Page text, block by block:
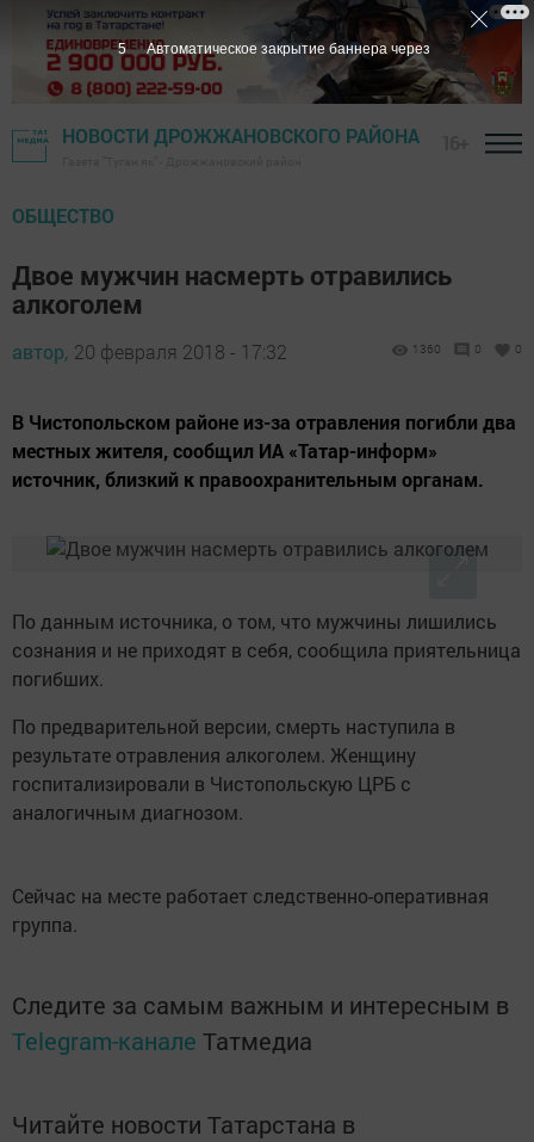
НОВОСТИ ДРОЖЖАНОВСКОГО РАЙОНА
ОБЩЕСТВО
Двое мужчин насмерть отравились
алкоголем
автор, 20 февраля 2018 - 17:32 1360 0 0
В Чистопольском районе из-за отравления погибли два
местных жителя, сообщил ИА «Татар-информ»
источник, близкий к правоохранительным органам.
По данным источника, о том, что мужчины лишились
сознания и не приходят в себя, сообщила приятельница
погибших.
По предварительной версии, смерть наступила в
результате отравления алкоголем. Женщину
госпитализировали в Чистопольскую ЦРБ с
аналогичным диагнозом.
Сейчас на месте работает следственно-оперативная
группа.
Следите за самым важным и интересным в
Telegram-канале Татмедиа
Читайте новости Татарстана в
4 Автоматическое закрытие баннера через